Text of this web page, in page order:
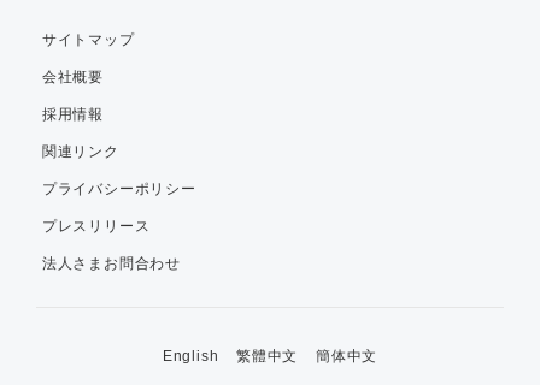
サイトマップ
会社概要
採用情報
関連リンク
プライバシーポリシー
プレスリリース
法人さまお問合わせ
English 繁體中文 簡体中文